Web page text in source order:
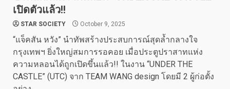
เปิดตัวแล้ว!!
STAR SOCIETY October 9, 2025
“แจ็คสัน หวัง” นำทัพสร้างประสบการณ์สุดล้ำกลางใจ
กรุงเทพฯ ยิ่งใหญ่สมการรอคอย เมื่อประตูปราสาทแห่ง
ความหลอนได้ถูกเปิดขึ้นแล้ว!! ในงาน “UNDER THE
CASTLE” (UTC) จาก TEAM WANG design โดยมี 2 ผู้ก่อตั้ง